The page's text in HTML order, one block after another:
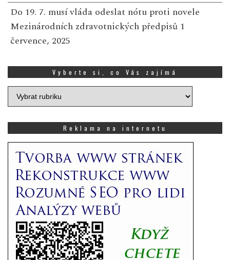
Do 19. 7. musí vláda odeslat nótu proti novele
Mezinárodních zdravotnických předpisů 1
července, 2025
Vyberte si, co Vás zajímá
Vyberte
si,
zajímá
Reklama na internetu